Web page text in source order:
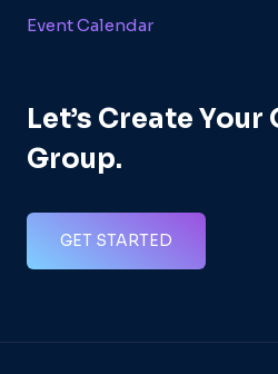
Event Calendar
Let’s Create Your
Group.
GET STARTED